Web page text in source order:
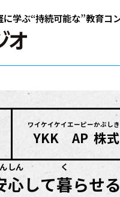
に学ぶ“持続可能な”教育コ
YKK AP
ワイケイケイエーピー
株
かぶし
心
しん
して暮
く
らせる